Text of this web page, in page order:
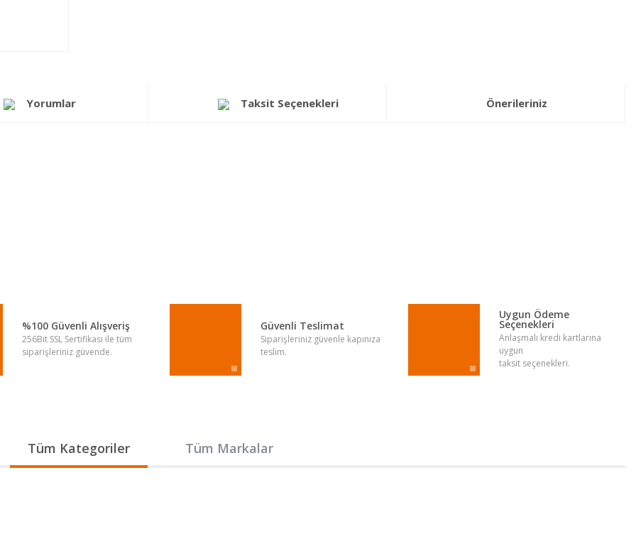
Yorumlar Taksit Seçenekleri Önerileriniz
%100 Güvenli Alışveriş
256Bit SSL Sertifikası ile tüm
siparişleriniz güvende.
Güvenli Teslimat
Siparişleriniz güvenle kapınıza
teslim.
Uygun Ödeme
Seçenekleri
Anlaşmalı kredi kartlarına
uygun
taksit seçenekleri.
Tüm Kategoriler Tüm Markalar